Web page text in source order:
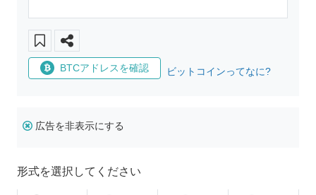
BTCアドレスを確認 ビットコインってなに?
広告を非表示にする
形式を選択してください